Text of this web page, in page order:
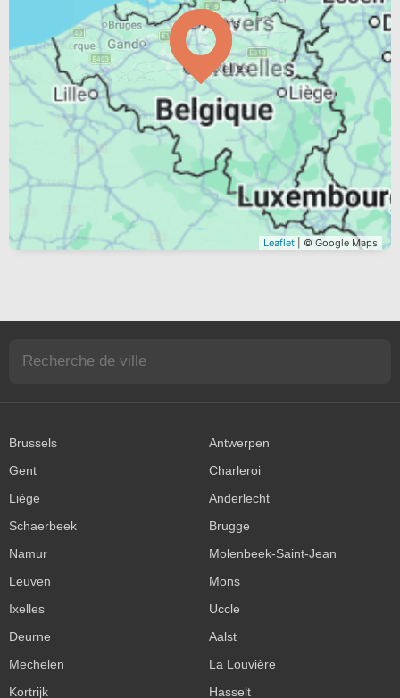
Leaflet | © Google Maps
Brussels
Antwerpen
Gent
Charleroi
Liège
Anderlecht
Schaerbeek
Brugge
Namur
Molenbeek-Saint-Jean
Leuven
Mons
Ixelles
Uccle
Deurne
Aalst
Mechelen
La Louvière
Kortrijk
Hasselt